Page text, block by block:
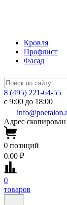
Кровля
Профлист
Фасад
8 (495) 221-64-55
с 9:00 до 18:00
Адрес скопирован
0 позиций
0.00 ₽
0
товаров